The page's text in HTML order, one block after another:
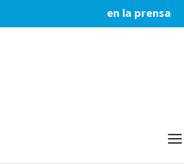
en la prensa